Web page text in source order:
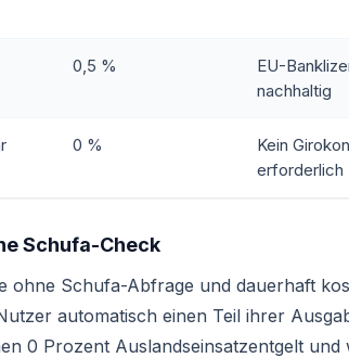
0,5 %
EU-
nachhaltig
0 %
Kein
erforderlich
Schufa-Check
ohne Schufa-Abfrage und dauerhaft
automatisch einen Teil ihrer
0 Prozent Auslandseinsatzentgelt und